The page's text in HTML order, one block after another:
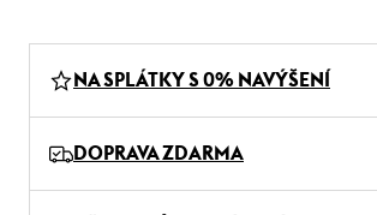
NA SPLÁTKY S 0% NAVÝŠENÍ
DOPRAVA ZDARMA